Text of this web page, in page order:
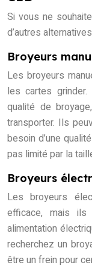
Si vous ne
d’autres
Broyeurs
Les broyeurs
les cartes
qualité de
transporter. Ils
besoin d’une
pas limité par la
Broyeurs
Les broyeurs
efficace, mais
alimentation
recherchez un
être un frein pour